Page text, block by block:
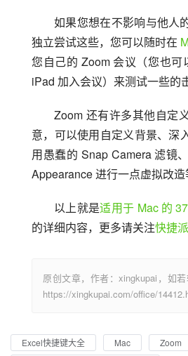
如果您想在不影响与他人
独立尝试这些，您可以随时在
您自己的 Zoom 会议（您也可
iPad 加入会议）来测试一些的
Zoom 还有许多其他自定
意，可以使用自定义背景、深
用愚蠢的 Snap Camera 滤镜
Appearance 进行一点虚拟改造
以上就是适用于 Mac 的
的详细内容，更多请关注快捷派
原创文章，作者：xingkupai，如若
https://xingkupai.com/office/
Excel快捷键大全 Mac
Zoom